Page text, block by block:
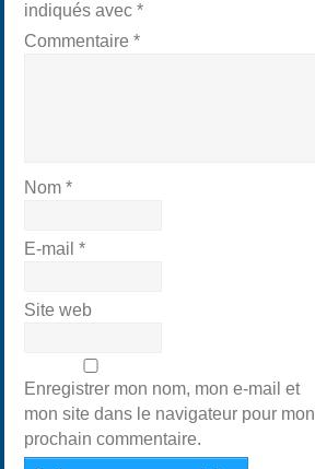
indiqués avec*
Commentaire*
Nom*
E-mail*
Site web
Enregistrer mon nom, mon e-mail et
mon site dans le navigateur pour mon
prochain commentaire.